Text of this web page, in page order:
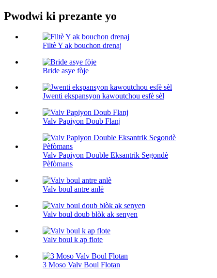
Pwodwi ki prezante yo
Filtè Y ak bouchon drenaj
Bride asye fòje
Jwenti ekspansyon kawoutchou esfè sèl
Valv Papiyon Doub Flanj
Valv Papiyon Double Eksantrik Segondè
Pèfòmans
Valv boul antre anlè
Valv boul doub blòk ak senyen
Valv boul k ap flote
3 Moso Valv Boul Flotan